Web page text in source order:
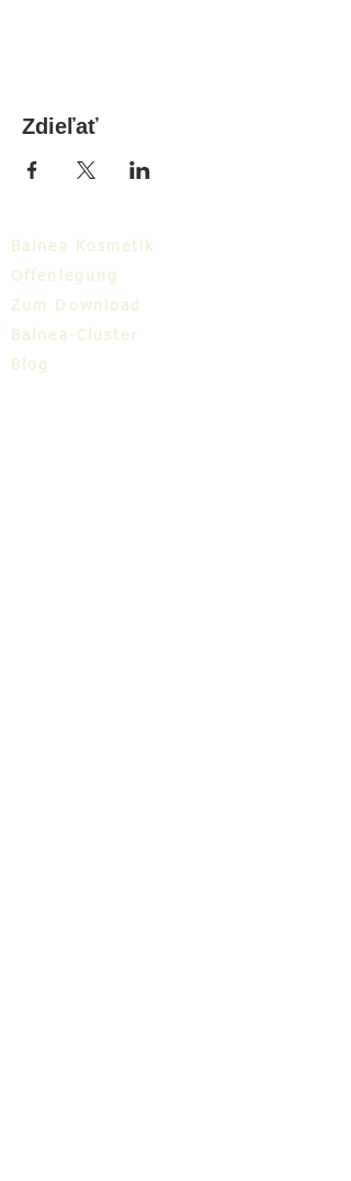
Zdieľať
Balnea Kosmetik
Offenlegung
Zum Download
Balnea-Cluster
Blog